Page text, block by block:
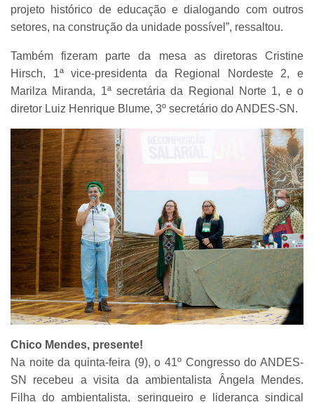
projeto histórico de educação e dialogando com outros
setores, na construção da unidade possível”, ressaltou.
Também fizeram parte da mesa as diretoras Cristine
Hirsch, 1ª vice-presidenta da Regional Nordeste 2, e
Marilza Miranda, 1ª secretária da Regional Norte 1, e o
diretor Luiz Henrique Blume, 3º secretário do ANDES-SN.
Chico Mendes, presente!
Na noite da quinta-feira (9), o 41º Congresso do ANDES-
SN recebeu a visita da ambientalista Ângela Mendes.
Filha do ambientalista, seringueiro e liderança sindical